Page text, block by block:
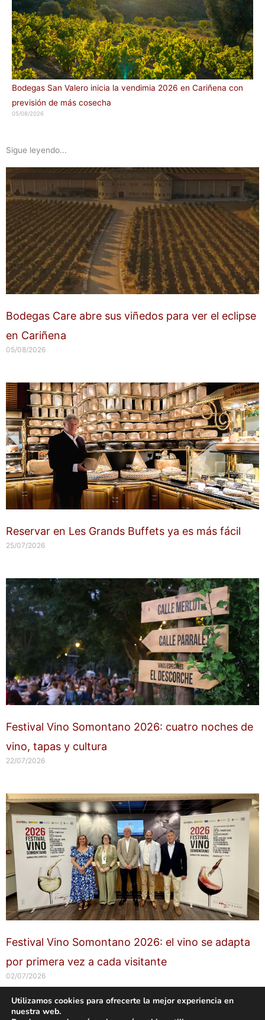
Bodegas San Valero inicia la vendimia 2026 en Cariñena con
previsión de más cosecha
05/08/2026
Sigue leyendo...
Bodegas Care abre sus viñedos para ver el eclipse
en Cariñena
05/08/2026
Reservar en Les Grands Buffets ya es más fácil
25/07/2026
Festival Vino Somontano 2026: cuatro noches de
vino, tapas y cultura
22/07/2026
Festival Vino Somontano 2026: el vino se adapta
por primera vez a cada visitante
02/07/2026
Copyright © 2026 labuenavidaenzaragoza.com
Utilizamos cookies para ofrecerte la mejor experiencia en
nuestra web.